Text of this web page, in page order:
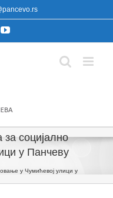
YouTube
социјално
у Панчеву
у Чумићевој улици у